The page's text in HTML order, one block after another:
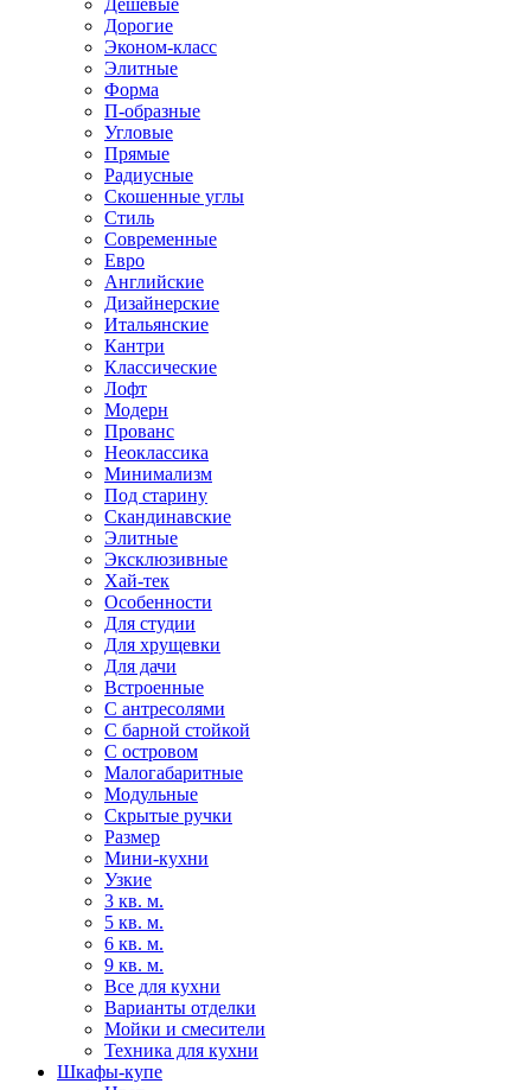
Дешевые
Дорогие
Эконом-класс
Элитные
Форма
П-образные
Угловые
Прямые
Радиусные
Скошенные углы
Стиль
Современные
Евро
Английские
Дизайнерские
Итальянские
Кантри
Классические
Лофт
Модерн
Прованс
Неоклассика
Минимализм
Под старину
Скандинавские
Элитные
Эксклюзивные
Хай-тек
Особенности
Для студии
Для хрущевки
Для дачи
Встроенные
С антресолями
С барной стойкой
С островом
Малогабаритные
Модульные
Скрытые ручки
Размер
Мини-кухни
Узкие
3 кв. м.
5 кв. м.
6 кв. м.
9 кв. м.
Все для кухни
Варианты отделки
Мойки и смесители
Техника для кухни
Шкафы-купе